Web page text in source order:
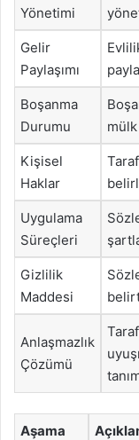
Yönetimi
Gelir
Paylaşımı
Boşanma
Durumu
mülk
Kişisel
Haklar
Uygulama
Süreçleri
Gizlilik
Maddesi
Anlaşmazlık
Çözümü
Aşama